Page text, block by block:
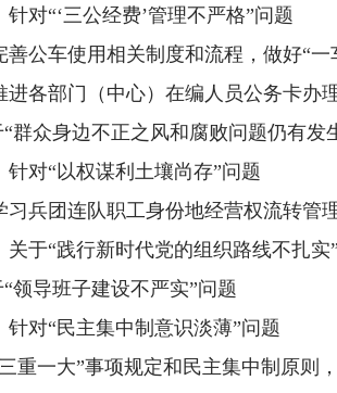
针对“‘三公经费’管理不严格”问题
善公车使用相关制度和流程，做好“一
进各部门（中心）在编人员公务卡办
“群众身边不正之风和腐败问题仍有发
针对“以权谋利土壤尚存”问题
习兵团连队职工身份地经营权流转管
关于“践行新时代党的组织路线不扎实
“领导班子建设不严实”问题
针对“民主集中制意识淡薄”问题
重一大”事项规定和民主集中制原则